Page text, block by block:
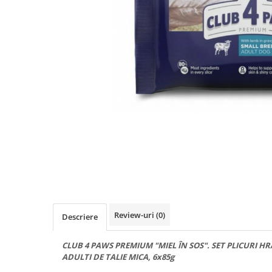
Descriere Review-uri (0)
CLUB 4 PAWS PREMIUM "MIEL ÎN SOS". SET PLICURI
ADULTI DE TALIE MICA, 6x85g